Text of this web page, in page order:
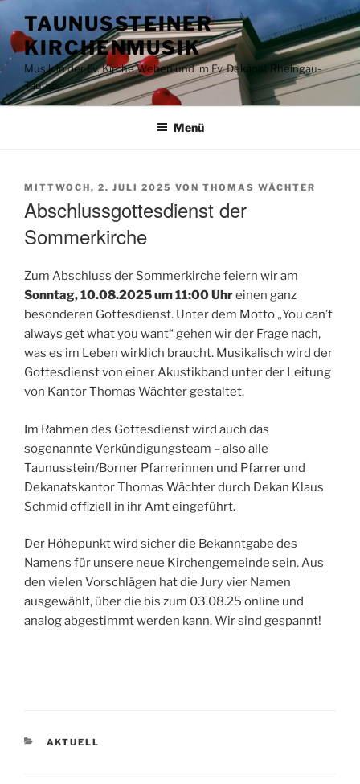
Inhalt
springen
TAUNUSSTEINER
KIRCHENMUSIK
Musik in der Ev. Kirche Wehen und im Ev. Dekanat Rheingau-
Taunus
Menü
VERÖFFENTLICHT
MITTWOCH, 2. JULI 2025 VON THOMAS WÄCHTER
Abschlussgottesdienst der
Sommerkirche
Zum Abschluss der Sommerkirche feiern wir am
Sonntag, 10.08.2025um 11:00 Uhreinen ganz
besonderen Gottesdienst. Unter dem Motto „You can’t
always get what you want“ gehen wir der Frage nach,
was es im Leben wirklich braucht. Musikalisch wird der
Gottesdienst von einer Akustikband unter der Leitung
von Kantor Thomas Wächter gestaltet.
Im Rahmen des Gottesdienst wird auch das
sogenannte Verkündigungsteam – also alle
Taunusstein/Borner Pfarrerinnen und Pfarrer und
Dekanatskantor Thomas Wächter durch Dekan Klaus
Schmid offiziell in ihr Amt eingeführt.
Der Höhepunkt wird sicher die Bekanntgabe des
Namens für unsere neue Kirchengemeinde sein. Aus
den vielen Vorschlägen hat die Jury vier Namen
ausgewählt, über die bis zum 03.08.25 online und
analog abgestimmt werden kann. Wir sind gespannt!
KATEGORIEN
AKTUELL